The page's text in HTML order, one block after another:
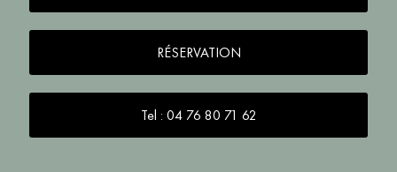
RÉSERVATION
Tel : 04 76 80 71 62